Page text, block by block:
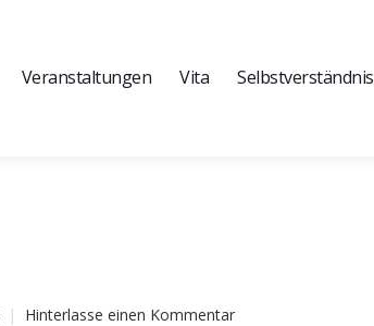
Veranstaltungen Vita Selbstverständnis
Hinterlasse einen Kommentar